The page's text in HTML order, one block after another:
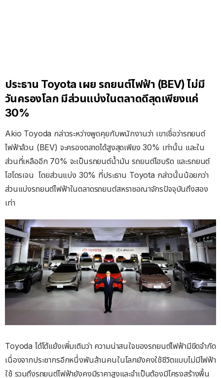
ประธาน Toyota เผย รถยนต์ไฟฟ้า (BEV) ไม่มี
วันครองโลก มีส่วนแบ่งในตลาดดีสุดเพียงแค่
30%
Akio Toyoda กล่าวระหว่างพูดคุยกับพนักงานว่า เขาเชื่อว่ารถยนต์
ไฟฟ้าล้วน (BEV) จะครองตลาดได้สูงสุดเพียง 30% เท่านั้น และใน
ส่วนที่เหลืออีก 70% จะเป็นรถยนต์น้ำมัน รถยนต์ไฮบริด และรถยนต์
ไฮโดรเจน โดยส่วนแบ่ง 30% ที่ประธาน Toyota กล่าวนั้นน้อยกว่า
ส่วนแบ่งรถยนต์ไฟฟ้าในตลาดรถยนต์สหราชอณาจักรปัจจุบันถึงสอง
เท่า
Toyoda ได้โต้แย้งเพิ่มเติมว่า ความน่าสนใจของรถยนต์ไฟฟ้ามีขีดจำกัด
เนื่องจากประชากรอีกหนึ่งพันล้านคนในโลกยังคงใช้ชีวิตแบบไม่มีไฟฟ้า
ใช้ รวมถึงรถยนต์ไฟฟ้ายังคงมีราคาสูงและจำเป็นต้องมีโครงสร้างพื้น